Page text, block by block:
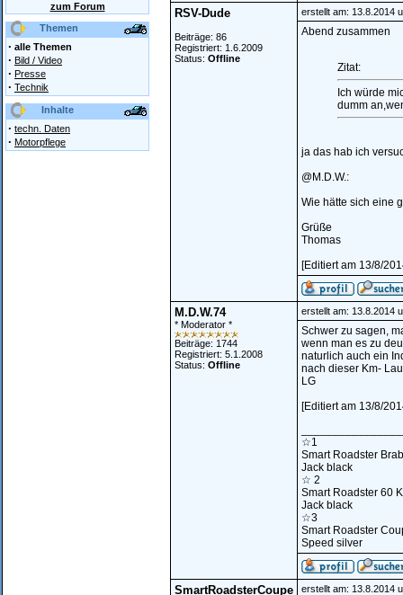
zum Forum
Themen
· alle Themen
· Bild / Video
· Presse
· Technik
Inhalte
· techn. Daten
· Motorpflege
RSV-Dude
Beiträge: 86
Registriert: 1.6.2009
Status: Offline
erstellt am: 13.8.2014
Abend zusammen
Zitat:
Ich würde
dumm
ja das hab ich
@M.D.W.:
Wie hätte sich eine
Grüße
Thomas
[Editiert am 13/8/
M.D.W.74
* Moderator *
Beiträge: 1744
Registriert: 5.1.2008
Status: Offline
erstellt am: 13.8.2014
Schwer zu sagen,
wenn man es zu
naturlich auch ein
nach dieser Km-
LG
[Editiert am 13/8/
☆1
Smart Roadster
Jack black
☆ 2
Smart Roadster 60
Jack black
☆3
Smart Roadster
Speed silver
SmartRoadsterCoupe erstellt am: 13.8.2014